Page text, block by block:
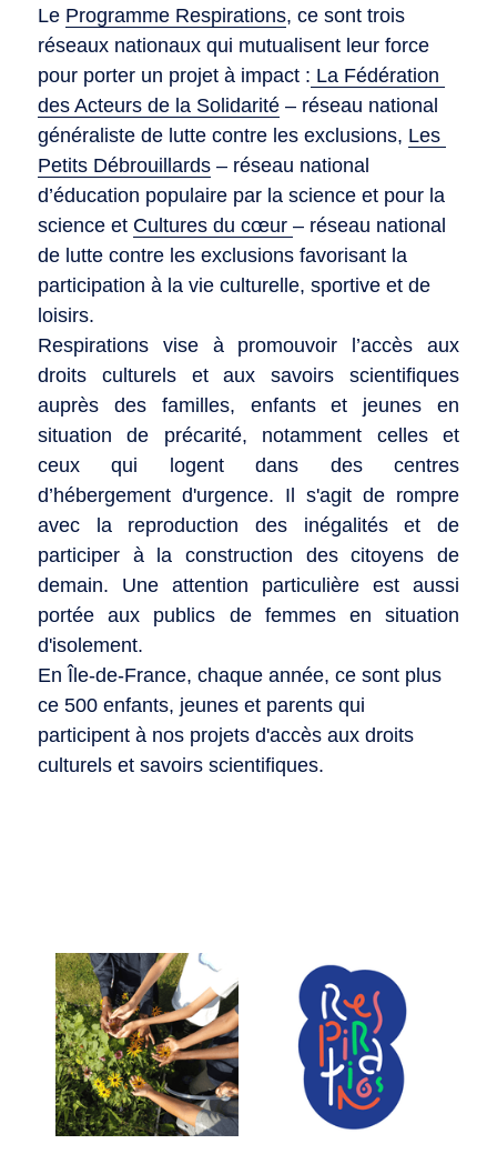
Le Programme Respirations, ce sont trois
réseaux nationaux qui mutualisent leur force
pour porter un projet à impact : La Fédération
des Acteurs de la Solidarité – réseau national
généraliste de lutte contre les exclusions, Les
Petits Débrouillards – réseau national
d’éducation populaire par la science et pour la
science et Cultures du cœur – réseau national
de lutte contre les exclusions favorisant la
participation à la vie culturelle, sportive et de
loisirs.
Respirations vise à promouvoir l’accès aux
droits culturels et aux savoirs scientifiques
auprès des familles, enfants et jeunes en
situation de précarité, notamment celles et
ceux qui logent dans des centres
d’hébergement d'urgence. Il s'agit de rompre
avec la reproduction des inégalités et de
participer à la construction des citoyens de
demain. Une attention particulière est aussi
portée aux publics de femmes en situation
d'isolement.
En Île-de-France, chaque année, ce sont plus
ce 500 enfants, jeunes et parents qui
participent à nos projets d'accès aux droits
culturels et savoirs scientifiques.